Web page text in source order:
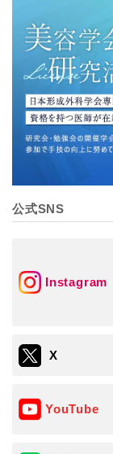
公式SNS
Instagram
X
YouTube